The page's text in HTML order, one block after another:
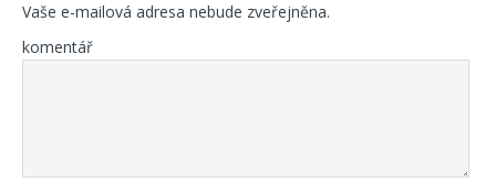
Vaše e-mailová adresa nebude zveřejněna.
komentář